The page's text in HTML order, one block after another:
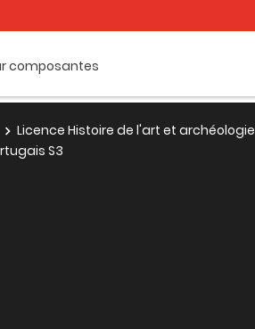
composantes
Licence Histoire de l'art et archéologie
S3